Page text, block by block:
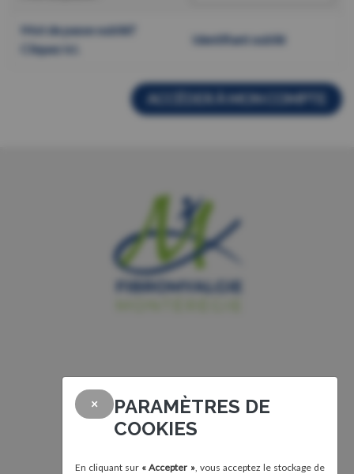
Mot de passe oublié?
Cliquez ici.
Identifiant oublié
×
PARAMÈTRES DE
COOKIES
En cliquant sur « Accepter », vous acceptez le stockage de